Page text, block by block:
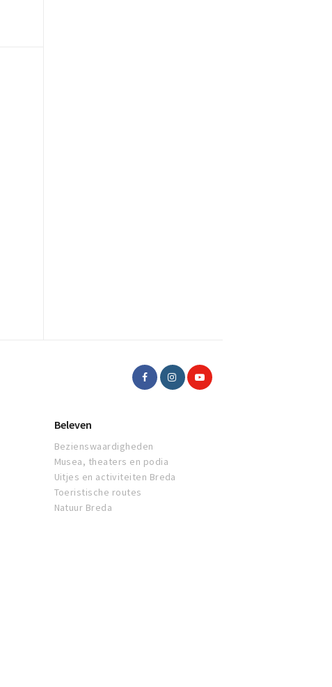
Beleven
Bezienswaardigheden
Musea, theaters en podia
Uitjes en activiteiten Breda
Toeristische routes
Natuur Breda